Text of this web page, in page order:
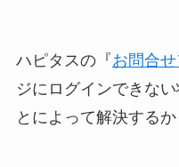
ハピタスの『お問合
ジにログインできな
とによって解決するか